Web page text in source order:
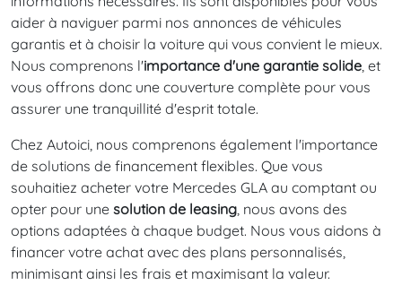
aider à naviguer parmi nos annonces de véhicules
garantis et à choisir la voiture qui vous convient le mieux.
Nous comprenons l'importance d'une garantie solide, et
vous offrons donc une couverture complète pour vous
assurer une tranquillité d'esprit totale.
Chez Autoici, nous comprenons également l'importance
de solutions de financement flexibles. Que vous
souhaitiez acheter votre Mercedes GLA au comptant ou
opter pour une solution de leasing, nous avons des
options adaptées à chaque budget. Nous vous aidons à
financer votre achat avec des plans personnalisés,
minimisant ainsi les frais et maximisant la valeur.